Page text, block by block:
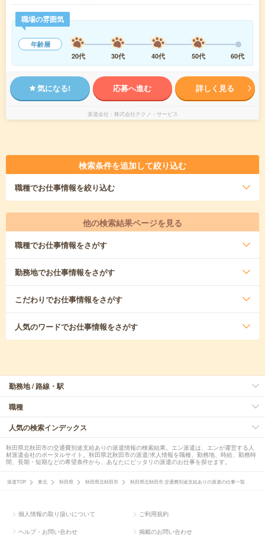
職場の雰囲気
年齢層
20代
30代 40代 50代 60代
気になる! 応募へ進む 詳しく見る
派遣会社 株式会社テクノ・サービス
検索条件を追加して絞り込む
職種でお仕事情報を絞り込む
他の検索結果ページを見る
職種でお仕事情報をさがす
勤務地でお仕事情報をさがす
こだわりでお仕事情報をさがす
人気のワードでお仕事情報をさがす
勤務地 / 路線・駅
職種
人気の検索インデックス
秋田県北秋田市の交通費別途支給ありの派遣情報の検索結果。エン派遣は、エンが運営する人
材派遣会社のポータルサイト。秋田県北秋田市の派遣/求人情報を職種、勤務地、時給、勤務時
間、長期・短期などの希望条件から、あなたにピッタリの派遣のお仕事を探せます。
派遣TOP 東北 秋田県 秋田県北秋田市 秋田県北秋田市 交通費別途支給ありの派遣の仕事一覧
個人情報の取り扱いについて ご利用規約
ヘルプ・お問い合わせ 掲載のお問い合わせ